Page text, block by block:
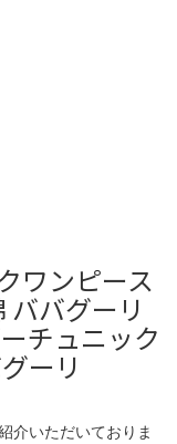
ワンピース
ババグーリ
チュニック
ーリ
介いただいておりま